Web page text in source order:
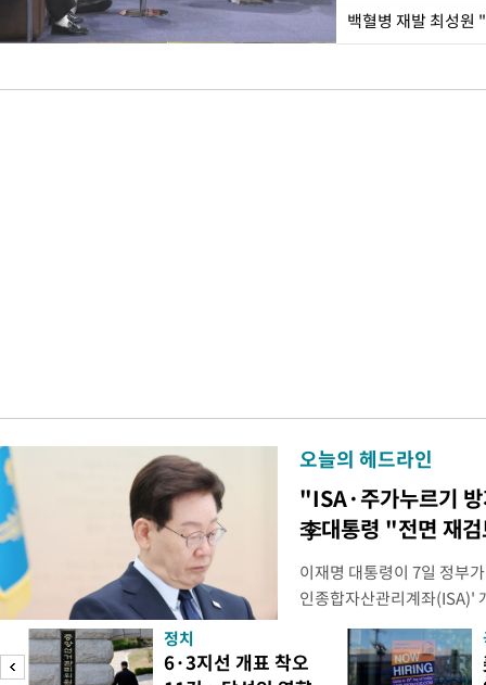
백혈병 재발 최성원
오늘의 헤드라인
"ISA·주가누르기
李대통령 "전면 재
이재명 대통령이 7일 정부
인종합자산관리계좌(ISA)'
안'을 전면 재검토 할 것을
들과의 상황 점검 회의에서
지법안을 둘러싼 투자자들
정치
6·3지선 개표 착오